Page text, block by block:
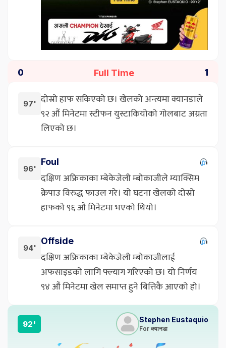
0 Full Time 1
97' दोस्रो हाफ सकिएको छ। खेलको अन्त्यमा क्यानडाले
९२ औं मिनेटमा स्टीफन युस्टाकियोको गोलबाट अग्रता
लिएको छ।
96'
Foul
दक्षिण अफ्रिकाका म्बेकेजेली म्बोकाजीले म्याक्सिम
क्रेपाउ विरुद्ध फाउल गरे। यो घटना खेलको दोस्रो
हाफको ९६ औं मिनेटमा भएको थियो।
94'
Offside
दक्षिण अफ्रिकाका म्बेकेजेली म्बोकाजीलाई
अफसाइडको लागि फ्ल्याग गरिएको छ। यो निर्णय
९४ औं मिनेटमा खेल समाप्त हुने बित्तिकै आएको हो।
92' Stephen Eustaquio
For क्यानडा